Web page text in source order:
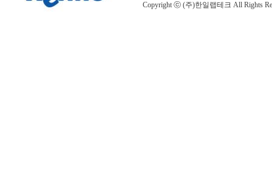
Copyright ⓒ (주)한일랩테크 All Rights